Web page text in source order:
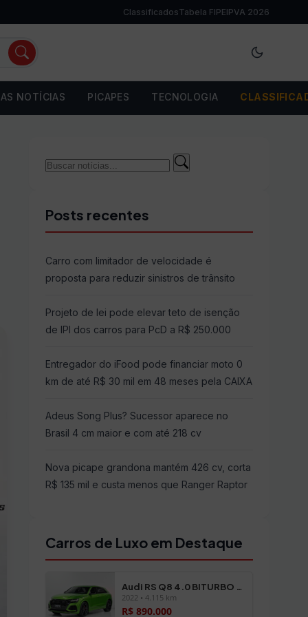
ClassificadosTabela FIPEIPVA 2026
NOTÍCIAS PICAPES TECNOLOGIA
Buscar
Buscar
Posts recentes
Carro com limitador de velocidade é
proposta para reduzir sinistros de trânsito
Projeto de lei pode elevar teto de isenção
de IPI dos carros para PcD a R$ 250.000
Entregador do iFood pode financiar moto 0
km de até R$ 30 mil em 48 meses pela CAIXA
Adeus Song Plus? Sucessor aparece no
Brasil 4 cm maior e com até 218 cv
Nova picape grandona mantém 426 cv, corta
R$ 135 mil e custa menos que Ranger Raptor
Carros de Luxo em Destaque
Audi RS Q8 4.0 BITURBO FSI
2022 • 4.115 km
R$ 890.000